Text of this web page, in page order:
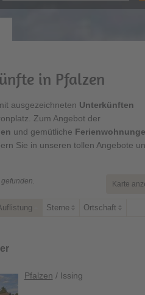
in Pfalzen
ausgezeichneten Unterkünften
Zum Angebot der
und gemütliche
Sie in unseren tollen Angebote
Karte
Sterne Ortschaft
Pfalzen / Issing